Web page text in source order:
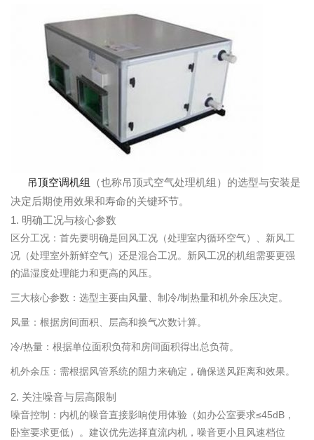
吊顶空调机组
（也称吊顶式空气处理机组）的选型与安装是
决定后期使用效果和寿命的关键环节。
1. 明确工况与核心参数
区分工况：首先要明确是回风工况（处理室内循环空气）、新风工
况（处理室外新鲜空气）还是混合工况。新风工况的机组需要更强
的温湿度处理能力和更高的风压。
三大核心参数：选型主要由风量、制冷/制热量和机外余压决定。
风量：根据房间面积、层高和换气次数计算。
冷/热量：根据单位面积负荷和房间面积得出总负荷。
机外余压：需根据风管系统的阻力来确定，确保送风距离和效果。
2. 关注噪音与层高限制
噪音控制：内机的噪音直接影响使用体验（如办公室要求≤45dB，
卧室要求更低）。建议优先选择直流内机，噪音更小且风速档位